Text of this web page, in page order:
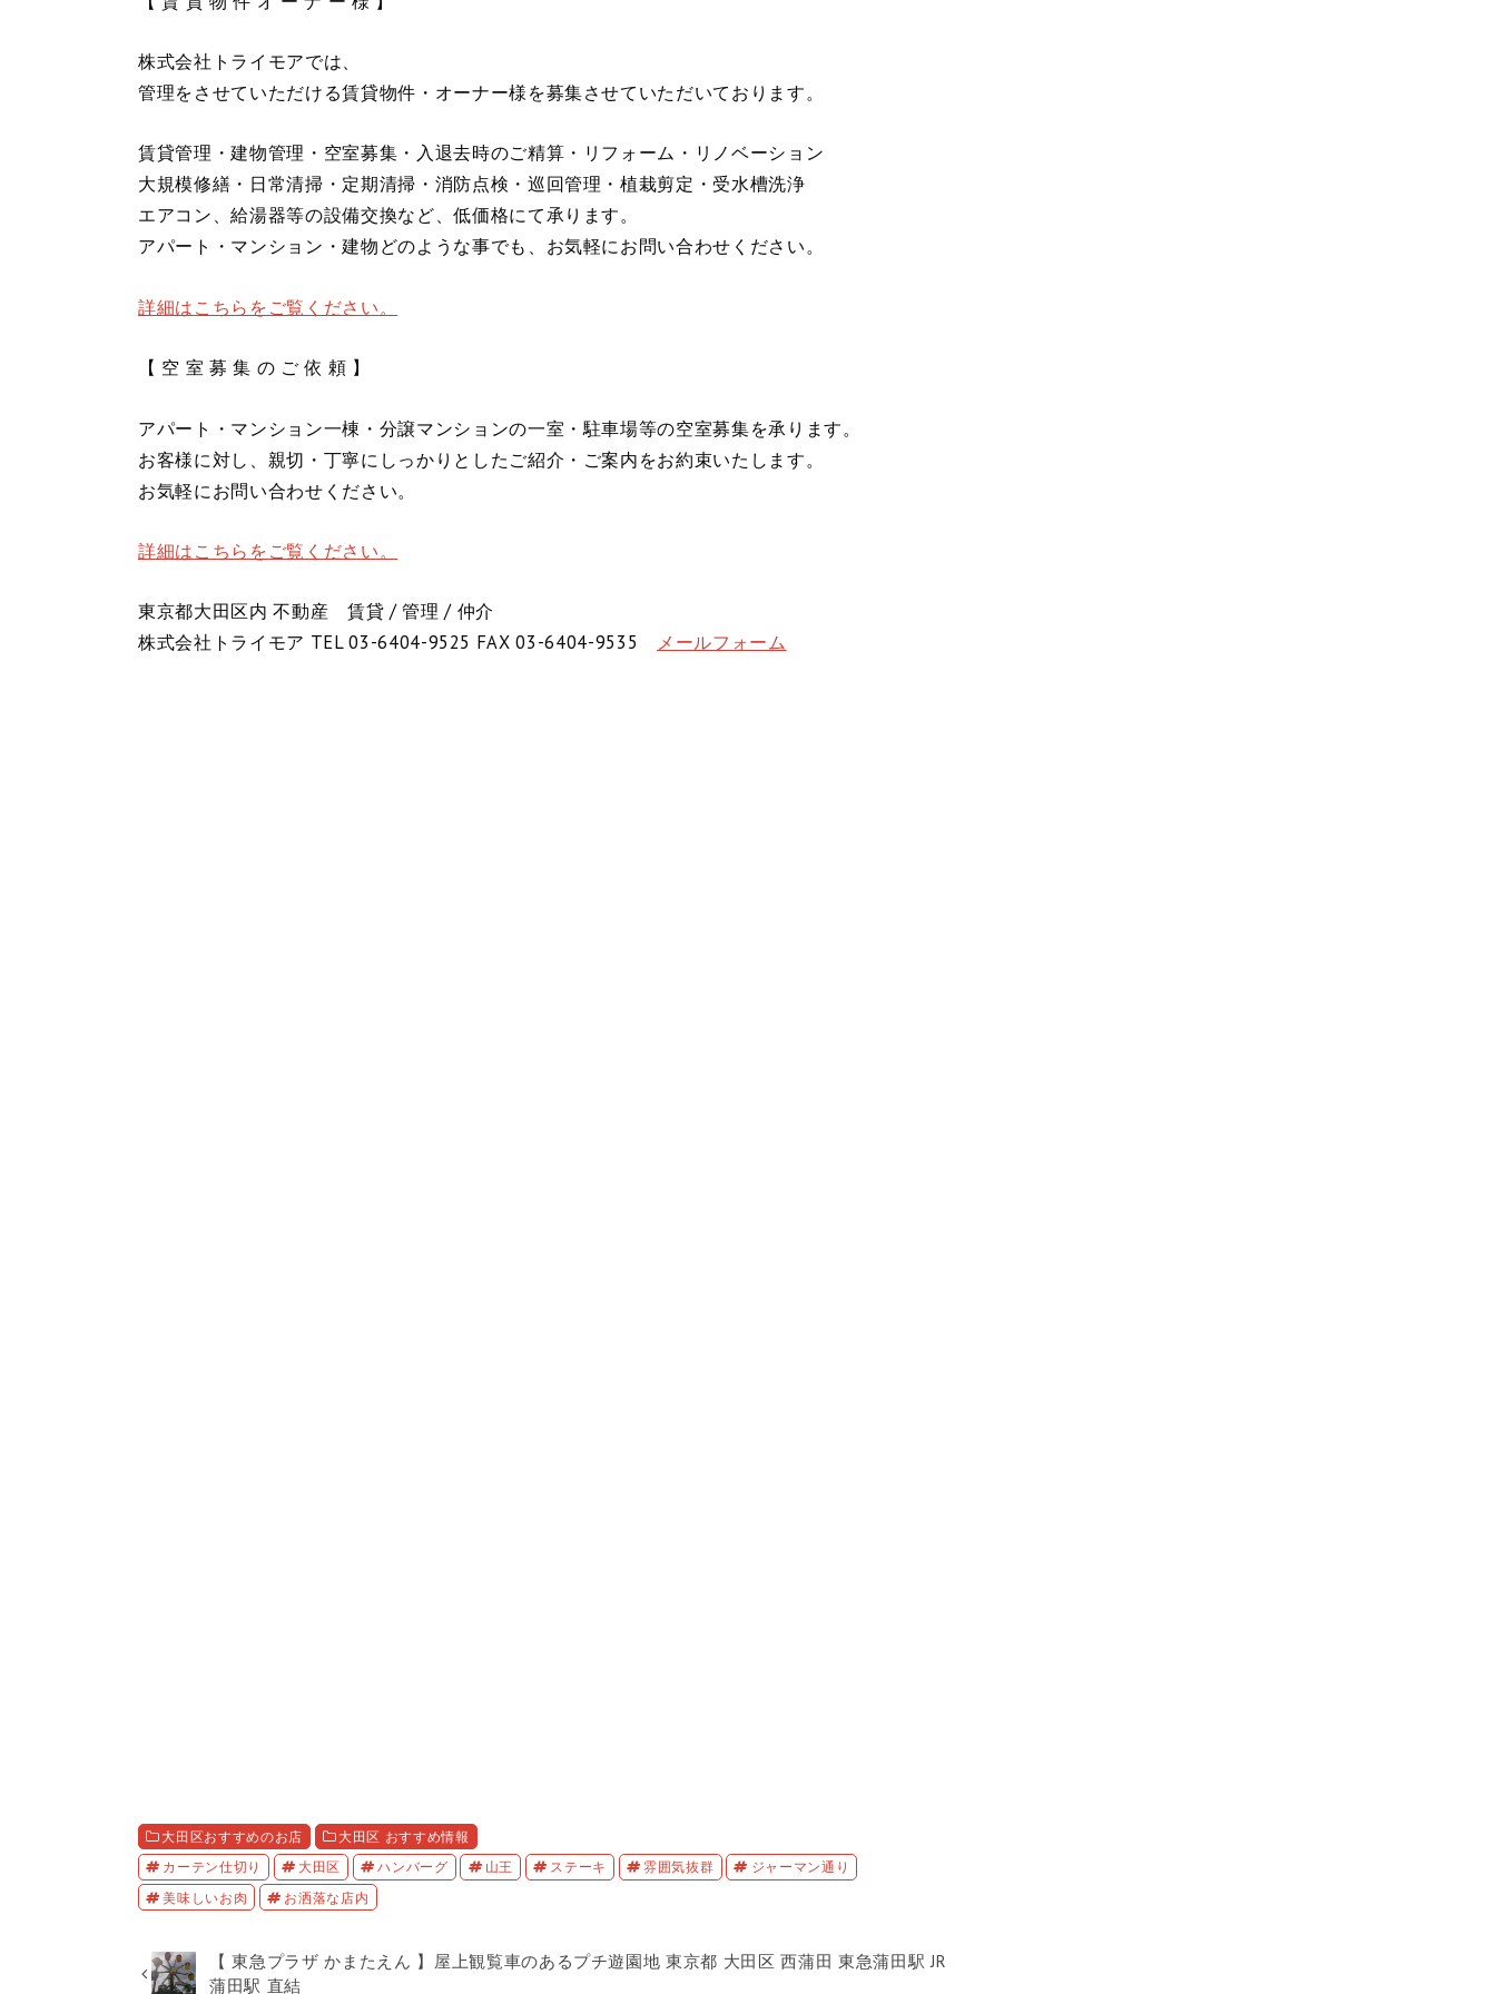
株式会社トライモアでは、
管理をさせていただける賃貸物件・オーナー様を募集させていただいております。
賃貸管理・建物管理・空室募集・入退去時のご精算・リフォーム・リノベーション
大規模修繕・日常清掃・定期清掃・消防点検・巡回管理・植栽剪定・受水槽洗浄
エアコン、給湯器等の設備交換など、低価格にて承ります。
アパート・マンション・建物どのような事でも、お気軽にお問い合わせください。
詳細はこちらをご覧ください。
【 空 室 募 集 の ご 依 頼 】
アパート・マンション一棟・分譲マンションの一室・駐車場等の空室募集を承ります。
お客様に対し、親切・丁寧にしっかりとしたご紹介・ご案内をお約束いたします。
お気軽にお問い合わせください。
詳細はこちらをご覧ください。
東京都大田区内 不動産 賃貸 / 管理 / 仲介
株式会社トライモア TEL 03-6404-9525 FAX 03-6404-9535 メールフォーム
大田区おすすめのお店
大田区 おすすめ情報
カーテン仕切り
大田区 ハンバーグ 山王 ステーキ 雰囲気抜群
ジャーマン通り
美味しいお肉
お洒落な店内
【 東急プラザ かまたえん 】屋上観覧車のあるプチ遊園地 東京都 大田区 西蒲田 東急蒲田駅 JR
蒲田駅 直結